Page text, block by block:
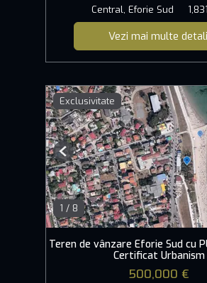
Central, Eforie Sud
Vezi mai multe
Exclusivitate
1 / 8
Previous
Teren de vânzare Eforie Sud cu
Certificat Urbanism
500,000 €